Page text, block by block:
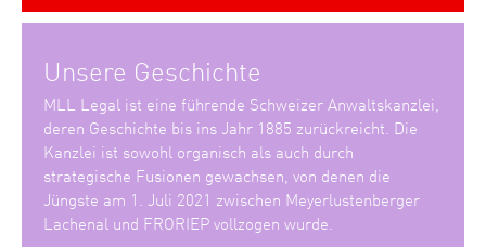
Unsere Geschichte
MLL Legal ist eine führende Schweizer Anwaltskanzlei,
deren Geschichte bis ins Jahr 1885 zurückreicht. Die
Kanzlei ist sowohl organisch als auch durch
strategische Fusionen gewachsen, von denen die
Jüngste am 1. Juli 2021 zwischen Meyerlustenberger
Lachenal und FRORIEP vollzogen wurde.